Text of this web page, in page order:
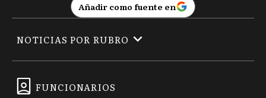
Añadir como fuente en
FUNCIONARIOS
NOTICIAS POR RUBRO